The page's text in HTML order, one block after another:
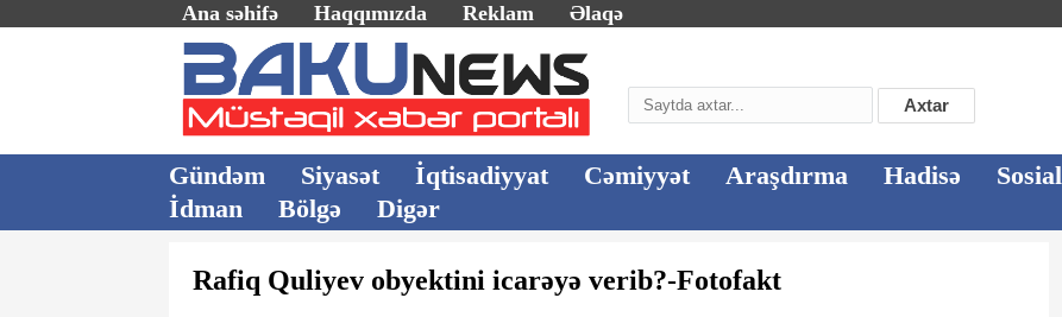
Ana səhifə Haqqımızda Reklam Əlaqə
Axtar
Gündəm Siyasət İqtisadiyyat Cəmiyyət Araşdırma Hadisə Sosial
İdman
Bölgə Digər
Rafiq Quliyev obyektini icarəyə verib?-Fotofakt